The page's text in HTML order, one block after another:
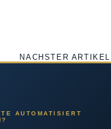
NÄCHSTER ARTIKEL
AUTOMATISIERT